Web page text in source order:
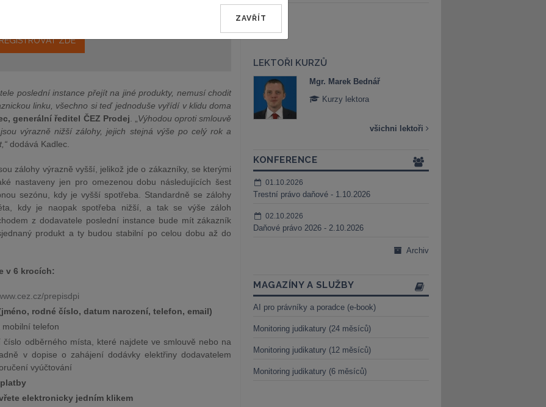
ZDE
poslední instance přejít na jiné produkty, nemusí chodit
linku, všechno si teď jednoduše vyřídí v klidu doma
generální ředitel ČEZ Prodej
Výhodou oproti smlouvě
výrazně nižší zálohy, jejich stejná výše po celý rok a
dodává Kadlec.
zálohy výrazně vyšší, jelikož jde o zákazníky, se kterými
nastaveny jen pro omezenou dobu následujících šest
sezónu, kdy je vyšší spotřeba. Standardně se zálohy
kdy je naopak spotřeba nižší, a tak se výše záloh
z dodavatele poslední instance bude mít zákazník
produkt a ty budou stabilní po celou dobu až do
v 6 krocích:
prepisdpi
rodné číslo, datum narození, telefon, email)
mobilní telefon
číslo odběrného místa, které najdete ve smlouvě nebo na
v dopise o zahájení dodávky elektřiny dodavatelem
vyúčtování
elektronicky jedním klikem
LEKTOŘI KURZŮ
MCIArb
Kurzy lektora
Mgr. Marek Bednář
Kurzy lektora
všichni lektoři
KONFERENCE
01.10.2026
Trestní právo daňové - 1.10.2026
02.10.2026
Daňové právo 2026 - 2.10.2026
Archiv
MAGAZÍNY A SLUŽBY
AI pro právníky a poradce (e-book)
Monitoring judikatury (24 měsíců)
Monitoring judikatury (12 měsíců)
Monitoring judikatury (6 měsíců)
ZAVŘÍT